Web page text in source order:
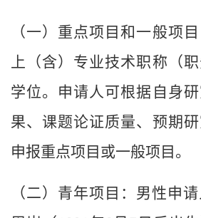
（一）重点项目和一般项
上（含）专业技术职称（
学位。申请人可根据自身
果、课题论证质量、预期
申报重点项目或一般项目。
（二）青年项目：男性申